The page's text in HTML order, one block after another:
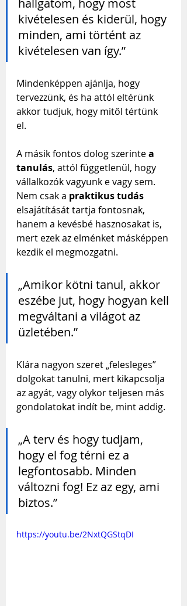
kivételesen és kiderül, hogy
minden, ami történt az
kivételesen van így.”
Mindenképpen ajánlja, hogy
tervezzünk, és ha attól eltérünk
akkor tudjuk, hogy mitől tértünk
el.
A másik fontos dolog szerinte a
tanulás, attól függetlenül, hogy
vállalkozók vagyunk e vagy sem.
Nem csak a praktikus tudás
elsajátítását tartja fontosnak,
hanem a kevésbé hasznosakat is,
mert ezek az elménket másképpen
kezdik el megmozgatni.
„Amikor kötni tanul, akkor
eszébe jut, hogy hogyan kell
megváltani a világot az
üzletében.”
Klára nagyon szeret „felesleges”
dolgokat tanulni, mert kikapcsolja
az agyát, vagy olykor teljesen más
gondolatokat indít be, mint addig.
„A terv és hogy tudjam,
hogy el fog térni ez a
legfontosabb. Minden
változni fog! Ez az egy, ami
biztos.”
https://youtu.be/2NxtQGStqDI